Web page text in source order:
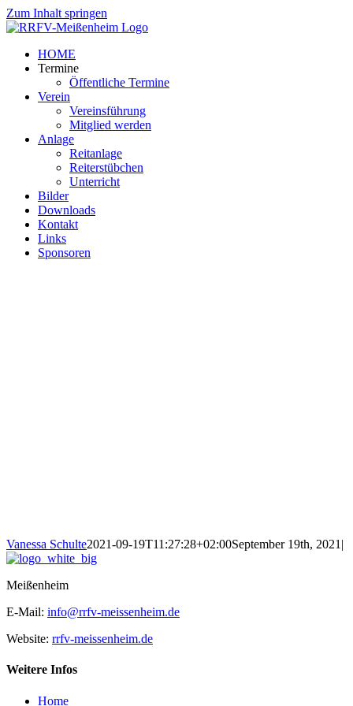
Zum Inhalt springen
HOME
Termine
Öffentliche Termine
Verein
Vereinsführung
Mitglied werden
Anlage
Reitanlage
Reiterstübchen
Unterricht
Bilder
Downloads
Kontakt
Links
Sponsoren
Vanessa Schulte2021-09-19T11:27:28+02:00September 19th, 2021 |
Meißenheim
E-Mail: info@rrfv-meissenheim.de
Website: rrfv-meissenheim.de
Weitere Infos
Home